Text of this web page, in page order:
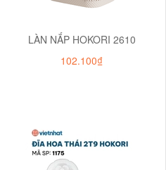
LÀN NẮP HOKORI 2610
102.100₫